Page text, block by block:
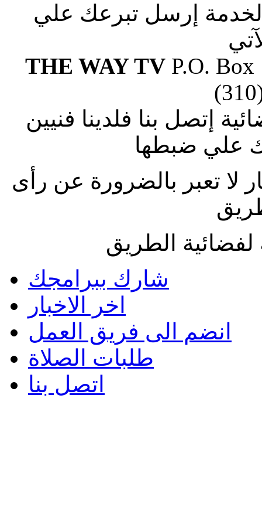
إرسل تبرعك علي
THE WAY TVP.O. Box
إتصل بنا فلدينا فنيين
علي ضبطها
لا تعبر بالضرورة عن رأى
الطريق
شارك ببرامجك
اخر الاخبار
انضم الى فريق العمل
طلبات الصلاة
اتصل بنا